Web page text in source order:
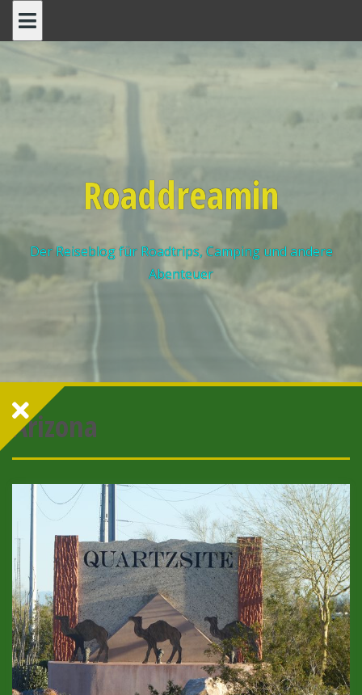
Roaddreamin
Der Reiseblog für Roadtrips, Camping und andere
Abenteuer
Arizona